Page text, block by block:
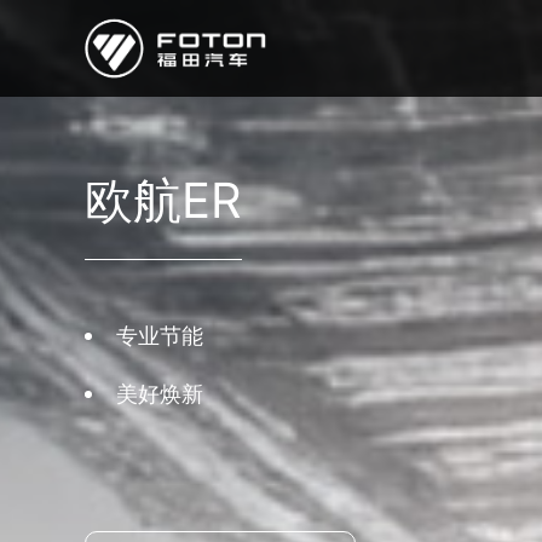
欧曼 欧辉 欧航 欧马可 奥铃
经销商/服务商查询 e路
研
新闻中心
欧航ER
专业节能
美好焕新